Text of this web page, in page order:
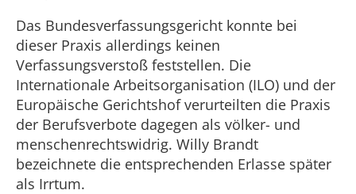
Das Bundesverfassungsgericht konnte bei
dieser Praxis allerdings keinen
Verfassungsverstoß feststellen. Die
Internationale Arbeitsorganisation (ILO) und der
Europäische Gerichtshof verurteilten die Praxis
der Berufsverbote dagegen als völker- und
menschenrechtswidrig. Willy Brandt
bezeichnete die entsprechenden Erlasse später
als Irrtum.